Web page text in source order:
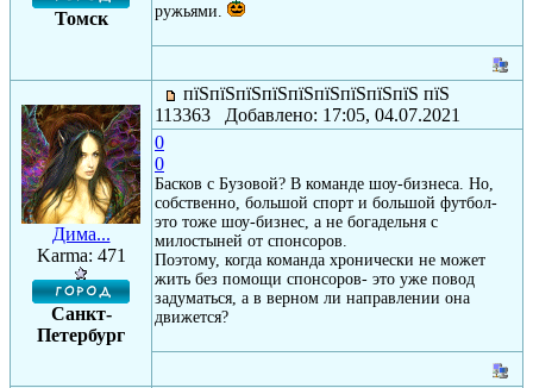
Томск
ружьями.
Дима...
Karma: 471
Санкт-
Петербург
пїЅпїЅпїЅпїЅпїЅпїЅпїЅпїЅпїЅ пїЅ
113363 Добавлено: 17:05, 04.07.2021
0
0
Басков с Бузовой? В команде шоу-бизнеса. Но,
собственно, большой спорт и большой футбол-
это тоже шоу-бизнес, а не богадельня с
милостыней от спонсоров.
Поэтому, когда команда хронически не может
жить без помощи спонсоров- это уже повод
задуматься, а в верном ли направлении она
движется?